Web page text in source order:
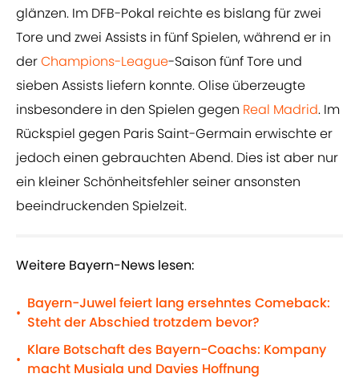
glänzen. Im DFB-Pokal reichte es bislang für zwei
Tore und zwei Assists in fünf Spielen, während er in
derChampions-League-Saison fünf Tore und
sieben Assists liefern konnte. Olise überzeugte
insbesondere in den Spielen gegen Real Madrid. Im
Rückspiel gegen Paris Saint-Germain erwischte er
jedoch einen gebrauchten Abend. Dies ist aber nur
ein kleiner Schönheitsfehler seiner ansonsten
beeindruckenden Spielzeit.
Weitere Bayern-News lesen:
•
Bayern-Juwel feiert lang ersehntes Comeback:
Steht der Abschied trotzdem bevor?
•
Klare Botschaft des Bayern-Coachs: Kompany
macht Musiala und Davies Hoffnung